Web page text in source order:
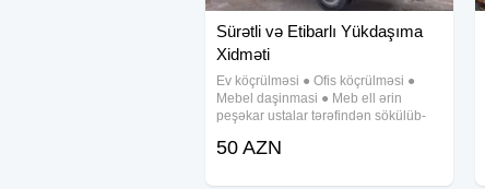
Sürətli və Etibarlı Yükdaşıma
Xidməti
Ev köçrülməsi ● Ofis köçrülməsi ●
Mebel daşinmasi ● Meb ell ərin
peşəkar ustalar tərəfindən sökülüb-
daşima ● Royalların daşınması ● Y ük
50 AZN